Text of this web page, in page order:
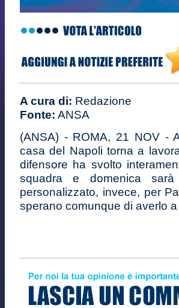
A cura di: Redazione
Fonte: ANSA
(ANSA) - ROMA, 21 NOV -
casa del Napoli torna a
difensore ha svolto
squadra e domenica
personalizzato, invece, per
sperano comunque di averlo